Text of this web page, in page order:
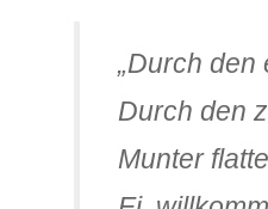
„Durch den
Durch den
Munter